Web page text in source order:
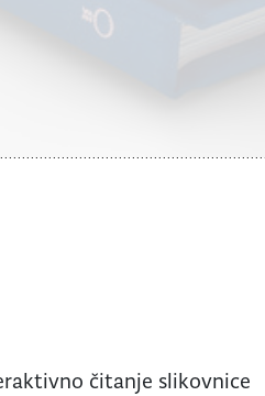
čitanje slikovnice